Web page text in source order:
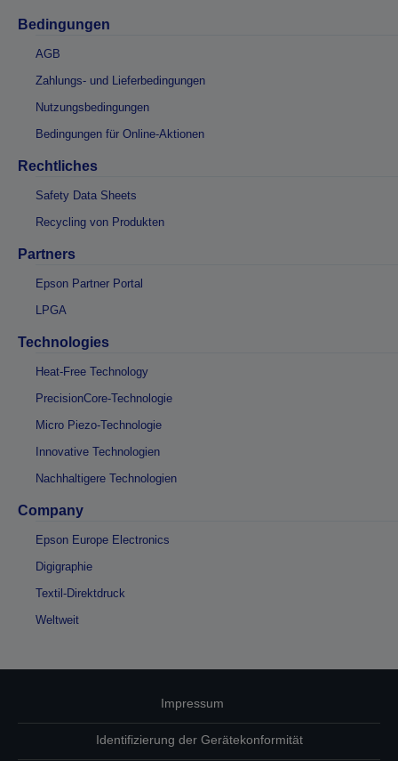
Bedingungen
AGB
Zahlungs- und Lieferbedingungen
Nutzungsbedingungen
Bedingungen für Online-Aktionen
Rechtliches
Safety Data Sheets
Recycling von Produkten
Partners
Epson Partner Portal
LPGA
Technologies
Heat-Free Technology
PrecisionCore-Technologie
Micro Piezo-Technologie
Innovative Technologien
Nachhaltigere Technologien
Company
Epson Europe Electronics
Digigraphie
Textil-Direktdruck
Weltweit
Impressum
Identifizierung der Gerätekonformität